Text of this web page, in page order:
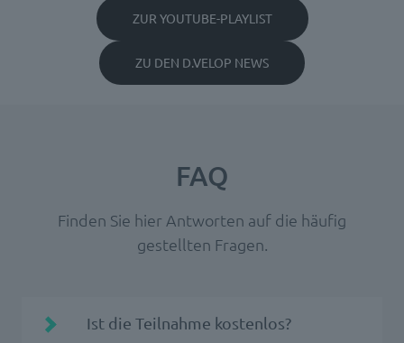
ZUR YOUTUBE-PLAYLIST
ZU DEN D.VELOP NEWS
FAQ
Finden Sie hier Antworten auf die häufig
gestellten Fragen.
Ist die Teilnahme kostenlos?